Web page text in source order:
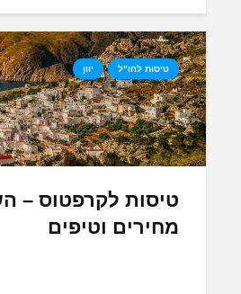
טיסות לחו"ל יוון
טיסות לקרפטוס –
מחירים וטיפים